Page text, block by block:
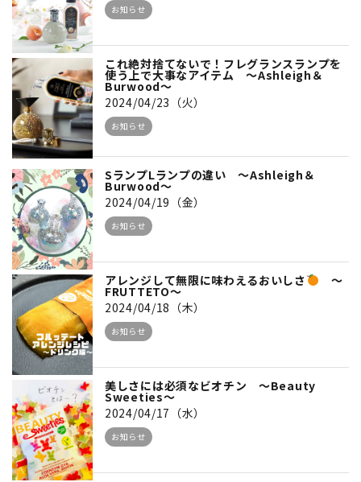
お知らせ
これ絶対捨てないで！フレグランスランプを
使う上で大事なアイテム ～Ashleigh＆
Burwood～
2024/04/23（火）
お知らせ
SランプLランプの違い ～Ashleigh＆
Burwood～
2024/04/19（金）
お知らせ
アレンジして無限に味わえるおいしさ ～
FRUTTETO～
2024/04/18（木）
お知らせ
美しさには必須なビオチン ～Beauty
Sweeties～
2024/04/17（水）
お知らせ